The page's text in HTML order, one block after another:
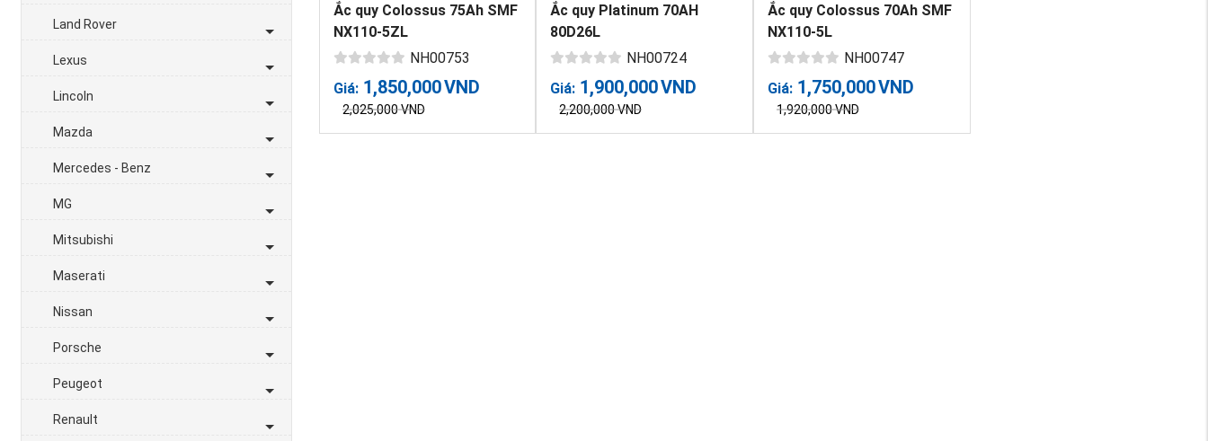
Land Rover
Lexus
Lincoln
Mazda
Mercedes - Benz
MG
Mitsubishi
Maserati
Nissan
Porsche
Peugeot
Renault
Ắc quy Colossus 75Ah SMF
NX110-5ZL
NH00753
Giá: 1,850,000VND
2,025,000VND
Ắc quy Platinum 70AH
80D26L
NH00724
Giá: 1,900,000VND
2,200,000VND
Ắc quy Colossus 70Ah SMF
NX110-5L
NH00747
Giá: 1,750,000VND
1,920,000VND